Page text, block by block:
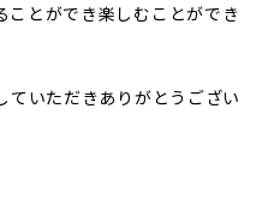
ことができ楽しむことができ
ていただきありがとうござい